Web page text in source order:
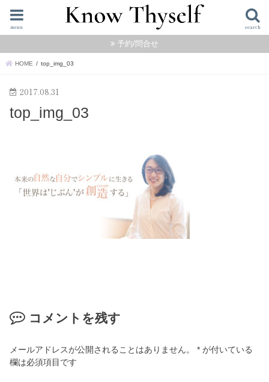
search
menu
予約/問合せ
HOME top_img_03
2017.08.31
top_img_03
コメントを残す
メールアドレスが公開されることはありません。 * が付いている
欄は必須項目です